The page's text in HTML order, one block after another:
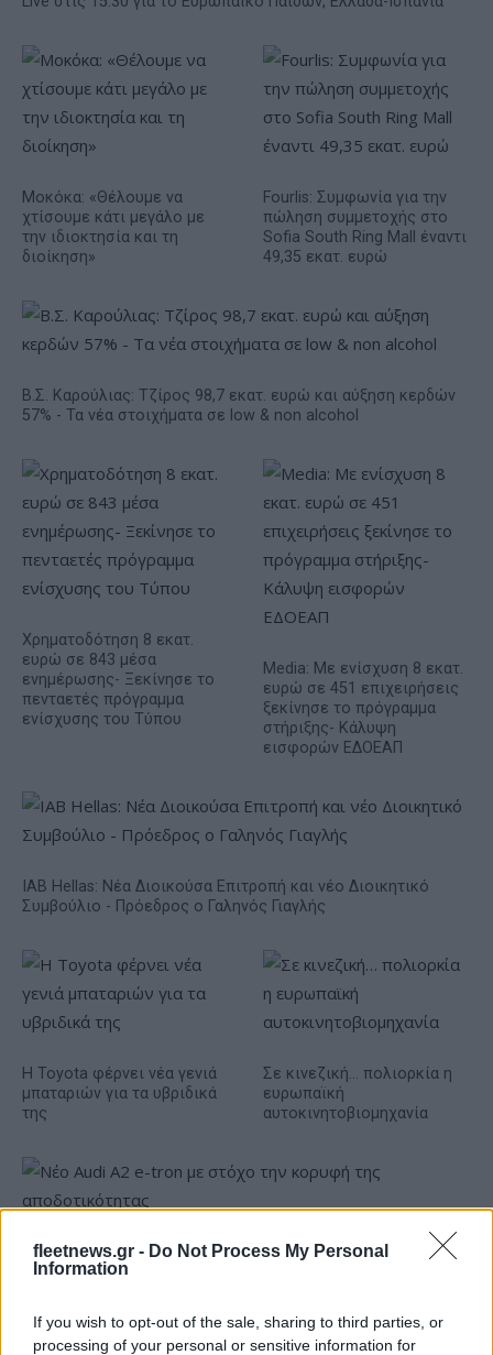
fleetnews.gr - Do Not Process My Personal
Information
If you wish to opt-out of the sale, sharing to third parties, or
processing of your personal or sensitive information for
Μοκόκα: «Θέλουμε να
χτίσουμε κάτι μεγάλο με
την ιδιοκτησία και τη
διοίκηση»
Fourlis: Συμφωνία για την
πώληση συμμετοχής στο
Sofia South Ring Mall έναντι
49,35 εκατ. ευρώ
Β.Σ. Καρούλιας: Τζίρος 98,7 εκατ. ευρώ και αύξηση κερδών
57% - Τα νέα στοιχήματα σε low & non alcohol
Χρηματοδότηση 8 εκατ.
ευρώ σε 843 μέσα
ενημέρωσης- Ξεκίνησε το
πενταετές πρόγραμμα
ενίσχυσης του Τύπου
Media: Με ενίσχυση 8 εκατ.
ευρώ σε 451 επιχειρήσεις
ξεκίνησε το πρόγραμμα
στήριξης- Κάλυψη
εισφορών ΕΔΟΕΑΠ
IAB Hellas: Νέα Διοικούσα Επιτροπή και νέο Διοικητικό
Συμβούλιο - Πρόεδρος ο Γαληνός Γιαγλής
Η Toyota φέρνει νέα γενιά
μπαταριών για τα υβριδικά
της
Σε κινεζική… πολιορκία η
ευρωπαϊκή
αυτοκινητοβιομηχανία
Νέο Audi A2 e-tron με στόχο την κορυφή της
αποδοτικότητας